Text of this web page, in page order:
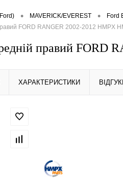
• MAVERICK/EVEREST • Ford
FORD RANGER 2002-2012 HMPX
правий FORD
ХАРАКТЕРИСТИКИ